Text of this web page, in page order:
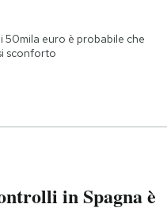
50mila euro è probabile che
sconforto
in Spagna è